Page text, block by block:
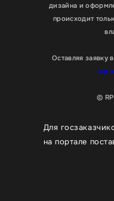
дизайна и
происходит
Оставляя заявку
©
Для
на портале